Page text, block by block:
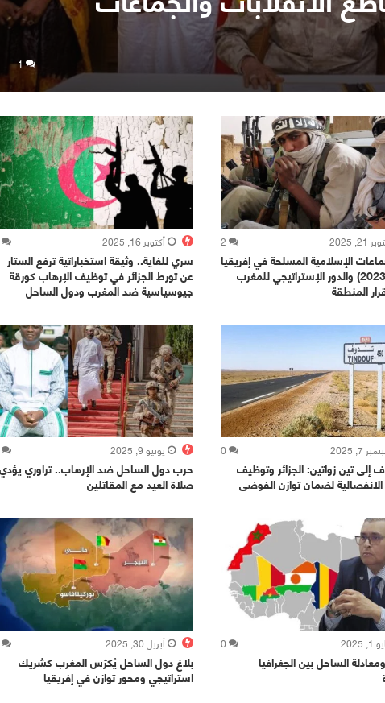
1
2025
2
الإسلامية المسلحة في إفريقيا
(2014–2023) والدور الإستراتيجي للمغرب
المنطقة
أكتوبر 16, 2025
سري للغاية.. وثيقة استخباراتية ترفع الستار
عن تورط الجزائر في توظيف الإرهاب كورقة
جيوسياسية ضد المغرب ودول الساحل
7, 2025
0
إلى تين زواتين: الجزائر وتوظيف
لضمان توازن الفوضى
يونيو 9, 2025
حرب دول الساحل ضد الإرهاب.. تراوري
صلاة العيد مع المقاتلين
0
الساحل بين الجغرافيا
أبريل 30, 2025
بلاغ دول الساحل يُكرّس المغرب كشريك
استراتيجي ومحور توازن في إفريقيا